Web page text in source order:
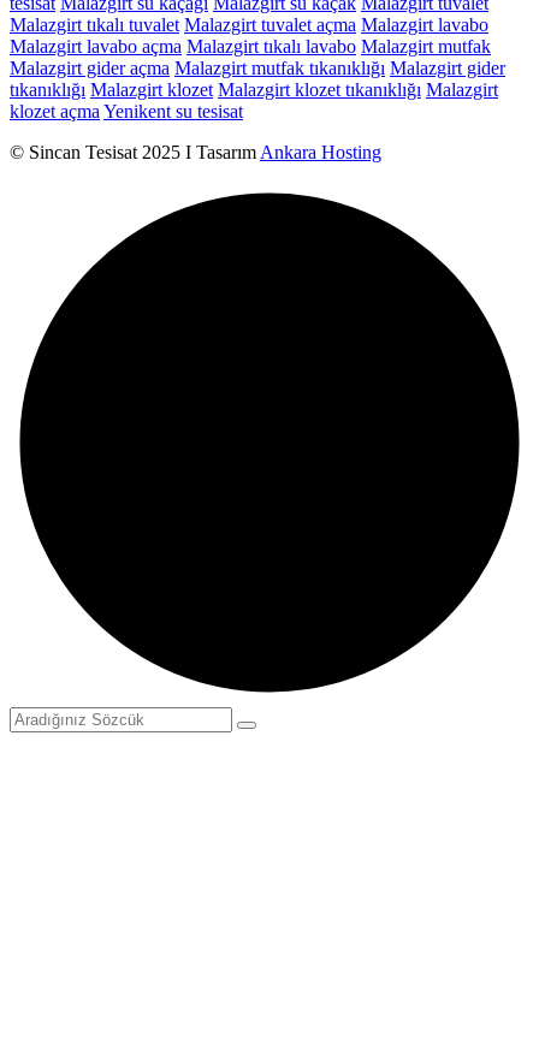
Malazgirt tıkalı tuvalet Malazgirt tuvalet açma Malazgirt lavabo
Malazgirt lavabo açma Malazgirt tıkalı lavabo Malazgirt mutfak
Malazgirt gider açma Malazgirt mutfak tıkanıklığı Malazgirt gider
tıkanıklığı Malazgirt klozet Malazgirt klozet tıkanıklığı Malazgirt
klozet açma Yenikent su tesisat
© Sincan Tesisat 2025 I Tasarım Ankara Hosting